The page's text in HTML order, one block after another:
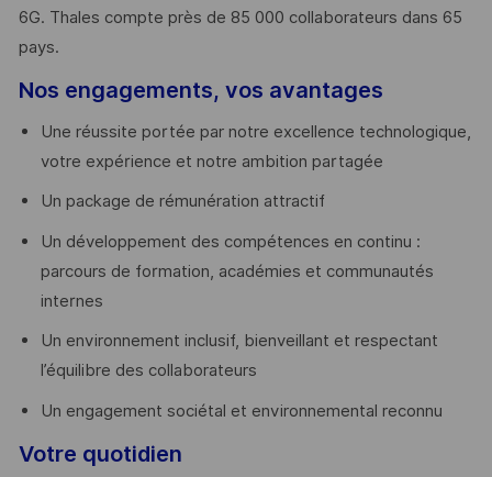
6G. Thales compte près de 85 000 collaborateurs dans 65
pays. ​
Nos engagements, vos avantages
Une réussite portée par notre excellence technologique,
votre expérience et notre ambition partagée
Un package de rémunération attractif
Un développement des compétences en continu :
parcours de formation, académies et communautés
internes
Un environnement inclusif, bienveillant et respectant
l’équilibre des collaborateurs
Un engagement sociétal et environnemental reconnu
Votre quotidien